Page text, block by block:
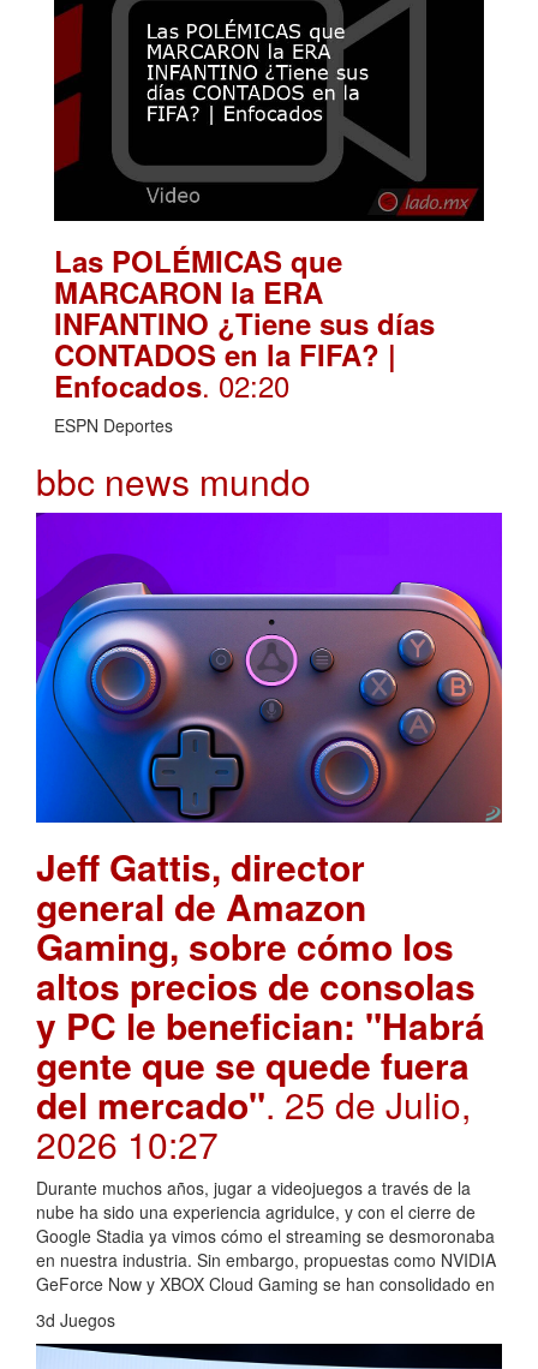
Las POLÉMICAS que
MARCARON la ERA
INFANTINO ¿Tiene sus días
CONTADOS en la FIFA? |
Enfocados. 02:20
ESPN Deportes
bbc news mundo
Jeff Gattis, director
general de Amazon
Gaming, sobre cómo los
altos precios de consolas
y PC le benefician: "Habrá
gente que se quede fuera
del mercado". 25 de Julio,
2026 10:27
Durante muchos años, jugar a videojuegos a través de la
nube ha sido una experiencia agridulce, y con el cierre de
Google Stadia ya vimos cómo el streaming se desmoronaba
en nuestra industria. Sin embargo, propuestas como NVIDIA
GeForce Now y XBOX Cloud Gaming se han consolidado en
3d Juegos